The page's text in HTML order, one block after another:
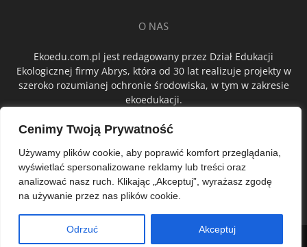
Cenimy Twoją Prywatność
Używamy plików cookie, aby poprawić komfort przeglądania,
wyświetlać spersonalizowane reklamy lub treści oraz
analizować nasz ruch. Klikając „Akceptuj”, wyrażasz zgodę
na używanie przez nas plików cookie.
Odrzuć Akceptuj
O NAS
Ekoedu.com.pl jest redagowany przez Dział Edukacji
Ekologicznej firmy Abrys, która od 30 lat realizuje projekty w
szeroko rozumianej ochronie środowiska, w tym w zakresie
ekoedukacji.
ŚLEDŹ NAS
© Abrys Sp. z o.o.